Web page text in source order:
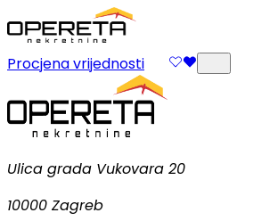
Procjena vrijednosti
Ulica grada Vukovara 20
10000 Zagreb